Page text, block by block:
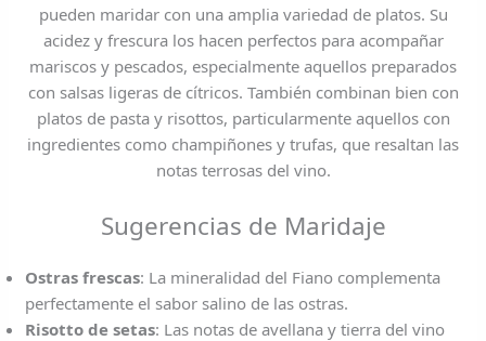
pueden maridar con una amplia variedad de platos. Su
acidez y frescura los hacen perfectos para acompañar
mariscos y pescados, especialmente aquellos preparados
con salsas ligeras de cítricos. También combinan bien con
platos de pasta y risottos, particularmente aquellos con
ingredientes como champiñones y trufas, que resaltan las
notas terrosas del vino.
Sugerencias de Maridaje
Ostras frescas: La mineralidad del Fiano complementa
perfectamente el sabor salino de las ostras.
Risotto de setas: Las notas de avellana y tierra del vino